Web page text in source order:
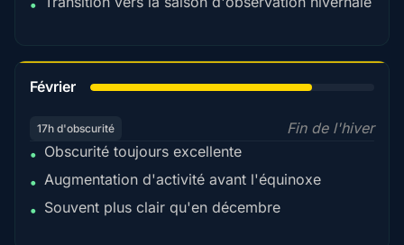
•
Février
17h d'obscurité
Fin de l'hiver
• Obscurité toujours excellente
• Augmentation d'activité avant l'équinoxe
• Souvent plus clair qu'en décembre